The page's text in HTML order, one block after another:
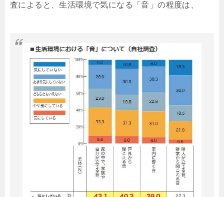
査によると、生活環境で気になる「音」の程度は、